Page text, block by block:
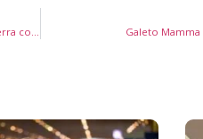
Galeto